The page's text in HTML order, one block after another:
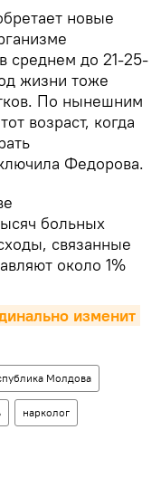
новые
среднем до 21-25-
жизни тоже
По нынешним
возраст, когда
Федорова.
больных
связанные
около 1%
изменит
Молдова
нарколог